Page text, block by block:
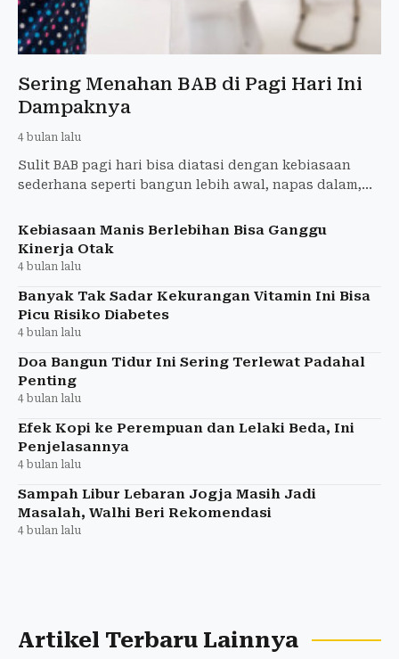
Sering Menahan BAB di Pagi Hari Ini
Dampaknya
4 bulan lalu
Sulit BAB pagi hari bisa diatasi dengan kebiasaan
sederhana seperti bangun lebih awal, napas dalam,
Kebiasaan Manis Berlebihan Bisa Ganggu
Kinerja Otak
4 bulan lalu
Banyak Tak Sadar Kekurangan Vitamin Ini Bisa
Picu Risiko Diabetes
4 bulan lalu
Doa Bangun Tidur Ini Sering Terlewat Padahal
Penting
4 bulan lalu
Efek Kopi ke Perempuan dan Lelaki Beda, Ini
Penjelasannya
4 bulan lalu
Sampah Libur Lebaran Jogja Masih Jadi
Masalah, Walhi Beri Rekomendasi
4 bulan lalu
Artikel Terbaru Lainnya